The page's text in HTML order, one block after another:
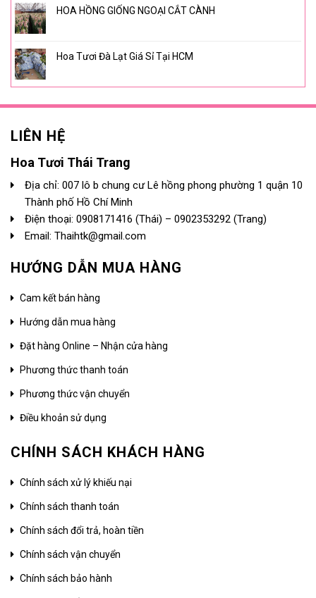
HOA HỒNG GIỐNG NGOẠI CẮT CÀNH
Hoa Tươi Đà Lạt Giá Sỉ Tại HCM
LIÊN HỆ
Hoa Tươi Thái Trang
Địa chỉ: 007 lô b chung cư Lê hồng phong phường 1 quận 10
Thành phố Hồ Chí Minh
Điện thoại: 0908171416 (Thái) – 0902353292 (Trang)
Email: Thaihtk@gmail.com
HƯỚNG DẪN MUA HÀNG
Cam kết bán hàng
Hướng dẫn mua hàng
Đặt hàng Online – Nhận cửa hàng
Phương thức thanh toán
Phương thức vận chuyển
Điều khoản sử dụng
CHÍNH SÁCH KHÁCH HÀNG
Chính sách xử lý khiếu nại
Chính sách thanh toán
Chính sách đổi trả, hoàn tiền
Chính sách vận chuyển
Chính sách bảo hành